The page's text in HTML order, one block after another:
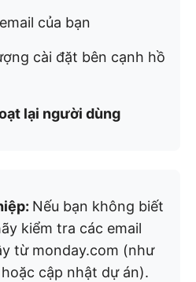
của bạn
cài đặt bên cạnh hồ
lại người dùng
Nếu bạn không biết
kiểm tra các email
từ monday.com (như
cập nhật dự án).